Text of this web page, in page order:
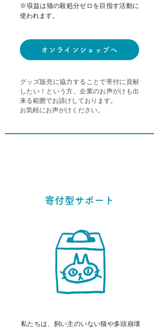
​※収益は猫の殺処分ゼロを目指す活動に
使われます。
オンラインショップへ
グッズ販売に協力することで寄付に貢献
したい！という方、企業のお声がけも出
来る範囲でお請けしております。
お気軽にお声がけください。
寄付型サポート
私たちは、飼い主のいない猫や多頭崩壊